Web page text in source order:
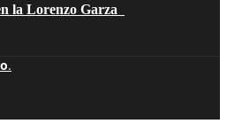
la Lorenzo Garza
.